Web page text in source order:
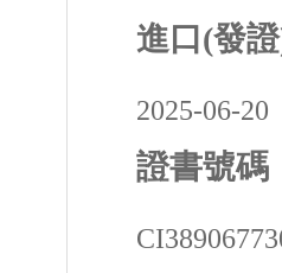
進口(發
2025-06-20
證書號碼